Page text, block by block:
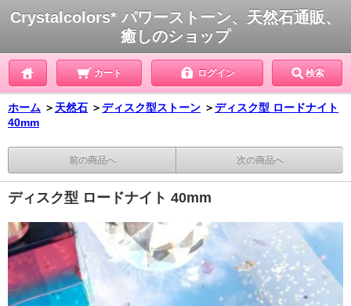
Crystalcolors* パワーストーン、天然石通販、
癒しのショップ
カート ログイン 検索
ホーム ＞ 天然石 ＞ディスク型ストーン ＞ディスク型 ロードナイト
40mm
前の商品へ 次の商品へ
ディスク型 ロードナイト 40mm